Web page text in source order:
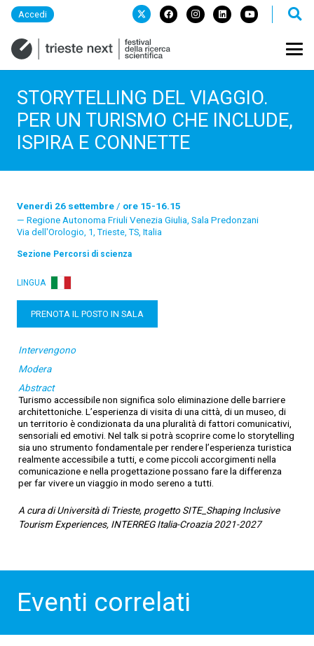
Accedi
STORYTELLING DEL VIAGGIO.
PER UN TURISMO CHE INCLUDE,
ISPIRA E CONNETTE
Venerdì 26 settembre / ore 15-16.15
Regione Autonoma Friuli Venezia Giulia, Sala Predonzani
Via dell'Orologio, 1, Trieste, TS, Italia
Sezione Percorsi di scienza
LINGUA
PRENOTA IL POSTO IN SALA
Intervengono
Modera
Abstract
Turismo accessibile non significa solo eliminazione delle barriere
architettoniche. L’esperienza di visita di una città, di un museo, di
un territorio è condizionata da una pluralità di fattori comunicativi,
sensoriali ed emotivi. Nel talk si potrà scoprire come lo storytelling
sia uno strumento fondamentale per rendere l’esperienza turistica
realmente accessibile a tutti, e come piccoli accorgimenti nella
comunicazione e nella progettazione possano fare la differenza
per far vivere un viaggio in modo sereno a tutti.
A cura di Università di Trieste, progetto SITE_Shaping Inclusive
Tourism Experiences, INTERREG Italia-Croazia 2021-2027
Eventi correlati